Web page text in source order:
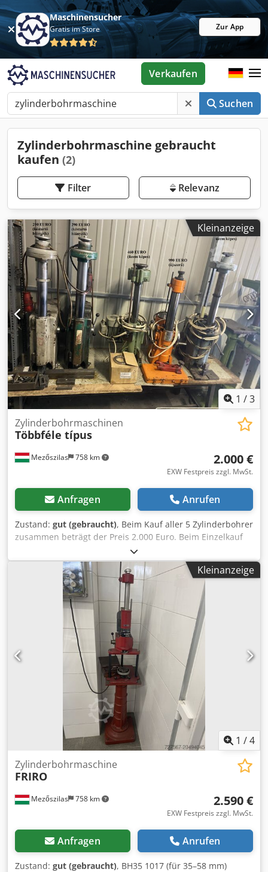
Maschinensucher
Gratis im Store Zur App
Suchen
Verkaufen
Zylinderbohrmaschine gebraucht
kaufen (2)
Filter Relevanz
Kleinanzeige
1 /3
Mezőszilas 758 km
Zylinderbohrmaschinen
Többféle típus
2.000 €
EXW Festpreis zzgl. MwSt.
Anfragen Anrufen
Zustand: gut (gebraucht), Beim Kauf aller 5 Zylinderbohrer
zusammen beträgt der Preis 2.000 Euro. Beim Einzelkauf
sind die Kosten auf dem Foto ersichtlich. Chsdszdfzmepfx
Agtja
Kleinanzeige
1 /4
Mezőszilas 758 km
Zylinderbohrmaschine
FRIRO
2.590 €
EXW Festpreis zzgl. MwSt.
Anfragen Anrufen
Zustand: gut (gebraucht), BH35 1017 (für 35–58 mm)